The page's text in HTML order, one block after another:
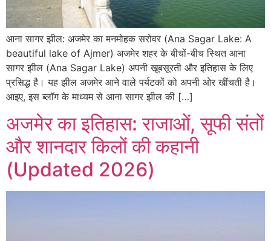
आना सागर झील: अजमेर का मनमोहक सरोवर (Ana Sagar Lake: A
beautiful lake of Ajmer) अजमेर शहर के बीचों-बीच स्थित आना
सागर झील (Ana Sagar Lake) अपनी खूबसूरती और इतिहास के लिए
प्रसिद्ध है। यह झील अजमेर आने वाले पर्यटकों को अपनी ओर खींचती है।
आइए, इस ब्लॉग के माध्यम से आना सागर झील की […]
अजमेर का इतिहास: राजाओं, सूफी संतों
और शानदार किलों की कहानी
(Updated 2026)